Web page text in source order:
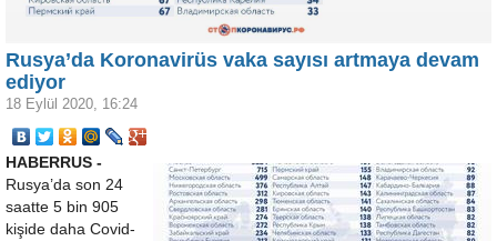
Rusya’da Koronavirüs vaka sayısı artmaya devam
ediyor
18 Eylül 2020, 16:24
HABERRUS -
Rusya’da son 24
saatte 5 bin 905
kişide daha Covid-